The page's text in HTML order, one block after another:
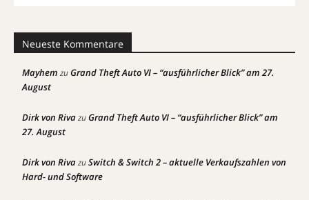
Neueste Kommentare
Mayhem zuGrand Theft Auto VI – “ausführlicher Blick” am 27.
August
Dirk von RivazuGrand Theft Auto VI – “ausführlicher Blick” am
27. August
Dirk von RivazuSwitch & Switch 2 – aktuelle Verkaufszahlen von
Hard- und Software